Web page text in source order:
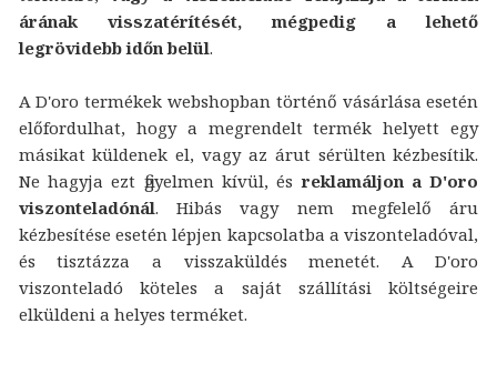
árának visszatérítését, mégpedig a lehető
legrövidebb időn belül.
A D'oro termékek webshopban történő vásárlása esetén
előfordulhat, hogy a megrendelt termék helyett egy
másikat küldenek el, vagy az árut sérülten kézbesítik.
Ne hagyja ezt figyelmen kívül, és reklamáljon a D'oro
viszonteladónál. Hibás vagy nem megfelelő áru
kézbesítése esetén lépjen kapcsolatba a viszonteladóval,
és tisztázza a visszaküldés menetét. A D'oro
viszonteladó köteles a saját szállítási költségeire
elküldeni a helyes terméket.